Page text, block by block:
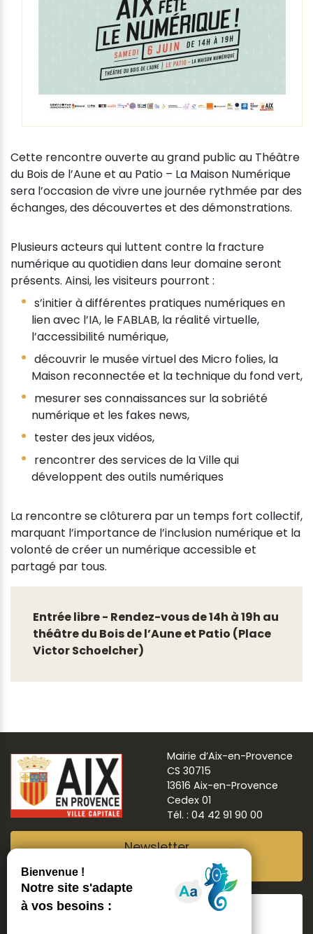
Cette rencontre ouverte au grand public au Théâtre
du Bois de l’Aune et au Patio – La Maison Numérique
sera l’occasion de vivre une journée rythmée par des
échanges, des découvertes et des démonstrations.
Plusieurs acteurs qui luttent contre la fracture
numérique au quotidien dans leur domaine seront
présents. Ainsi, les visiteurs pourront :
s’initier à différentes pratiques numériques en
lien avec l’IA, le FABLAB, la réalité virtuelle,
l’accessibilité numérique,
découvrir le musée virtuel des Micro folies, la
Maison reconnectée et la technique du fond vert,
mesurer ses connaissances sur la sobriété
numérique et les fakes news,
tester des jeux vidéos,
rencontrer des services de la Ville qui
développent des outils numériques
La rencontre se clôturera par un temps fort collectif,
marquant l’importance de l’inclusion numérique et la
volonté de créer un numérique accessible et
partagé par tous.
Entrée libre - Rendez-vous de 14h à 19h au
théâtre du Bois de l’Aune et Patio (Place
Victor Schoelcher)
Mairie d’Aix-en-Provence
CS 30715
13616 Aix-en-Provence
Cedex 01
Tél. : 04 42 91 90 00
Newsletter
Suivre Aix ma ville